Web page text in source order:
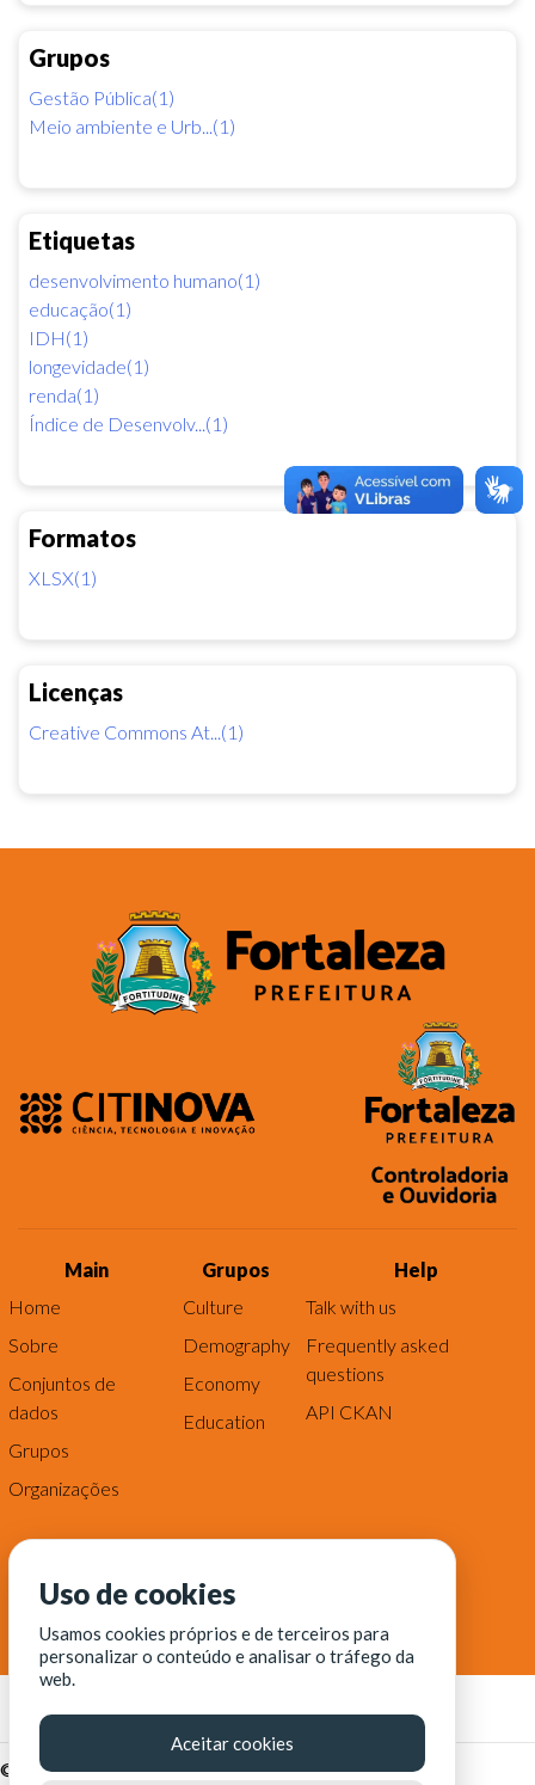
Grupos
Gestão Pública(1)
Meio ambiente e Urb...(1)
Etiquetas
desenvolvimento humano(1)
educação(1)
IDH(1)
longevidade(1)
renda(1)
Índice de Desenvolv...(1)
Formatos
XLSX(1)
Licenças
Creative Commons At...(1)
Main
Home
Sobre
Conjuntos de
dados
Grupos
Organizações
Grupos
Culture
Demography
Economy
Education
Help
Talk with us
Frequently asked
questions
API CKAN
© Fortaleza Digital || CITINOVA - Fundação de Ciência,
Uso de cookies
Usamos cookies próprios e de terceiros para
personalizar o conteúdo e analisar o tráfego da
web.
Aceitar cookies